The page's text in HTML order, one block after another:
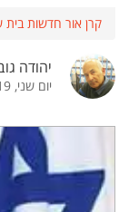
קרן אור חדשות
יהודה
יום שני, 19 ביוני 2017, 00:51